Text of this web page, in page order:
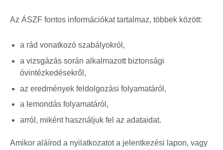
Az ÁSZF fontos információkat tartalmaz, többek között:
a rád vonatkozó szabályokról,
a vizsgázás során alkalmazott biztonsági
óvintézkedésekről,
az eredmények feldolgozási folyamatáról,
a lemondás folyamatáról,
arról, miként használjuk fel az adataidat.
Amikor aláírod a nyilatkozatot a jelentkezési lapon, vagy